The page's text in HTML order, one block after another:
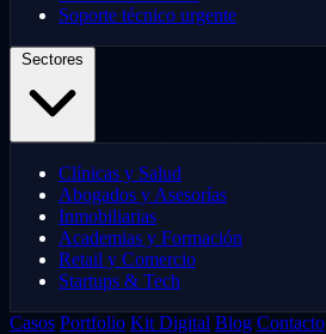
Soporte técnico urgente
Clínicas y Salud
Abogados y Asesorías
Inmobiliarias
Academias y Formación
Retail y Comercio
Startups & Tech
Casos Portfolio Kit Digital Blog Contacto